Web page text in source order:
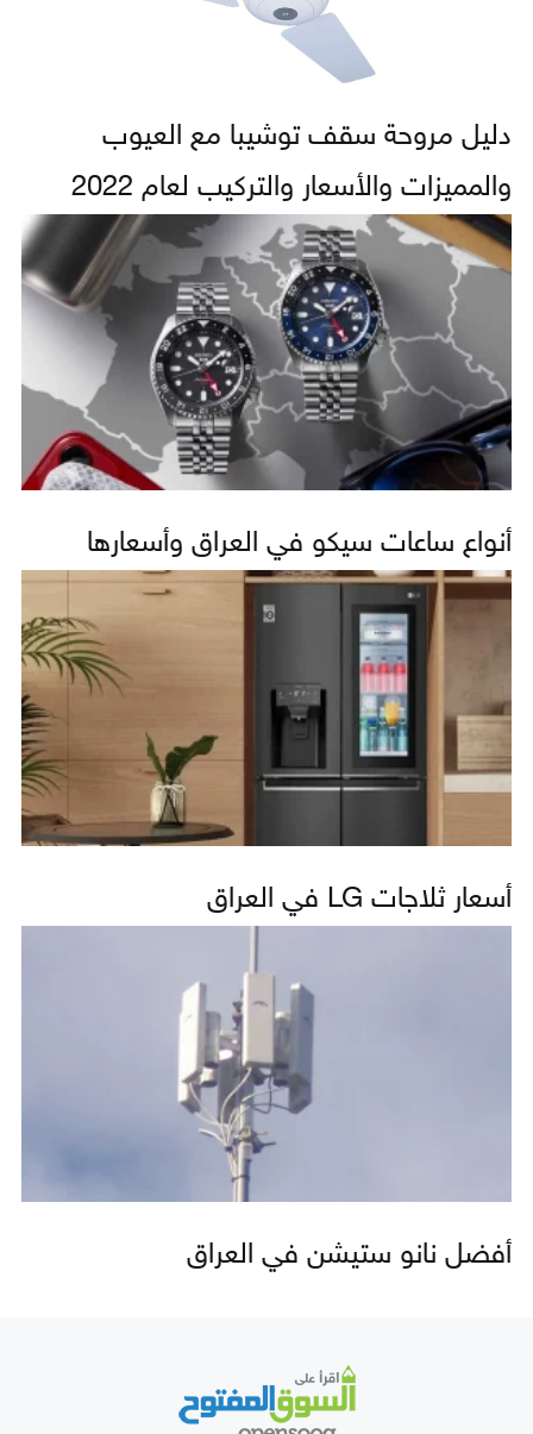
دليل مروحة سقف توشيبا مع العيوب
والمميزات والأسعار والتركيب لعام 2022
أنواع ساعات سيكو في العراق وأسعارها
أسعار ثلاجات LG في العراق
أفضل نانو ستيشن في العراق